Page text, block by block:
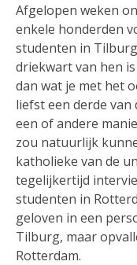
Afgelopen weken
enkele honderden
studenten in
driekwart van hen
dan wat je met het
liefst een derde
een of andere
zou natuurlijk
katholieke van de
tegelijkertijd
studenten in
geloven in een
Tilburg, maar
Rotterdam.